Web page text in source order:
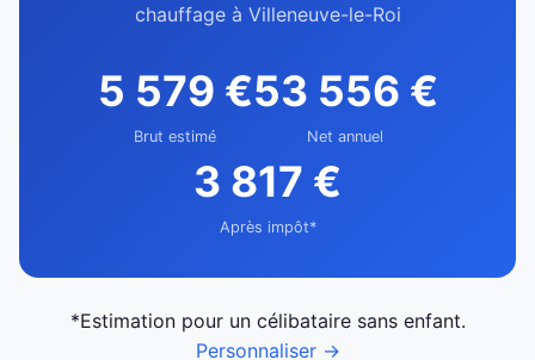
chauffage à Villeneuve-le-Roi
5 579 €
Brut estimé
53 556 €
Net annuel
3 817 €
Après impôt*
*Estimation pour un célibataire sans enfant.
Personnaliser →